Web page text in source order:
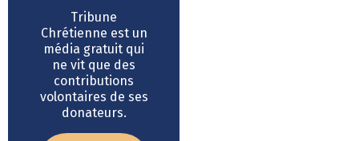
Tribune
Chrétienne est un
média gratuit qui
ne vit que des
contributions
volontaires de ses
donateurs.